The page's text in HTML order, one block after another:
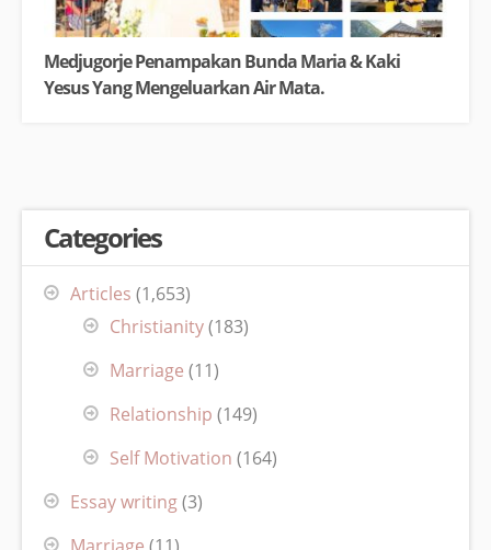
Medjugorje Penampakan Bunda Maria & Kaki
Yesus Yang Mengeluarkan Air Mata.
Categories
Articles (1,653)
Christianity(183)
Marriage (11)
Relationship (149)
Self Motivation (164)
Essay writing(3)